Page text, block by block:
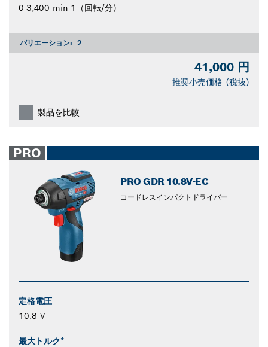
0-3,400 min-1（回転/分)
バリエーション: 2
41,000 円
推奨小売価格 (税抜)
製品を比較
PRO
PRO GDR 10.8V-EC
コードレスインパクトドライバー
定格電圧
10.8 V
最大トルク*